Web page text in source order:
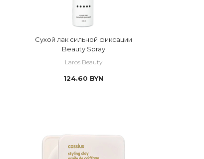
Сухой лак сильной фиксации
Beauty Spray
Laros Beauty
124.60 BYN